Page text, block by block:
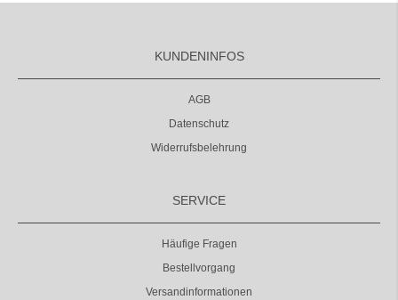
KUNDENINFOS
AGB
Datenschutz
Widerrufsbelehrung
SERVICE
Häufige Fragen
Bestellvorgang
Versandinformationen